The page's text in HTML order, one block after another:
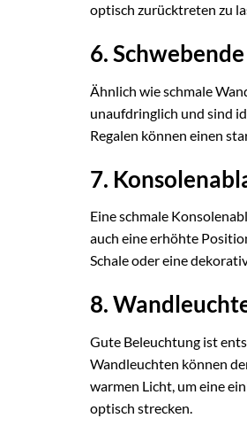
optisch zurücktreten zu
6.
Ähnlich wie schmale
unaufdringlich und sind
Regalen können einen
7.
Eine schmale
auch eine erhöhte
Schale oder eine
8.
Gute Beleuchtung ist
Wandleuchten können
warmen Licht, um eine
optisch strecken.